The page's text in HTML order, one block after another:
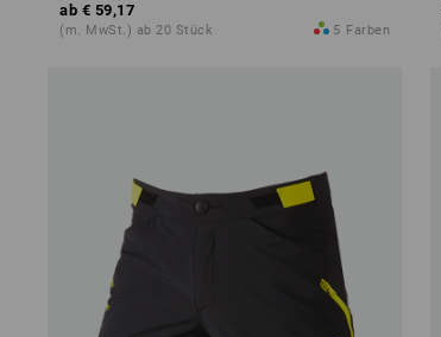
ab € 59,17
(m. MwSt.) ab 20 Stück 5 Farben